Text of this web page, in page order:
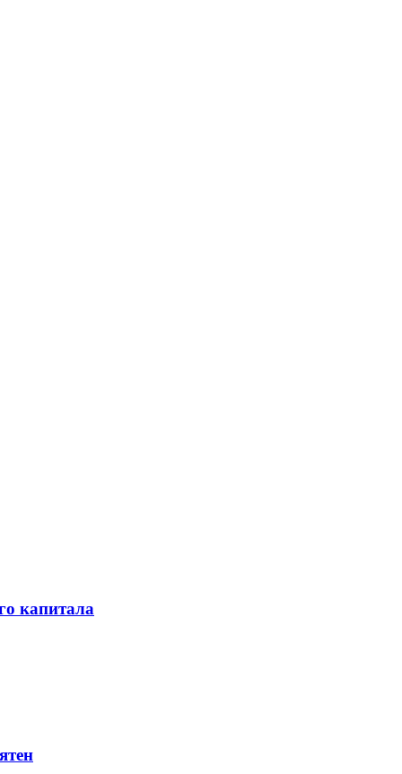
капитала